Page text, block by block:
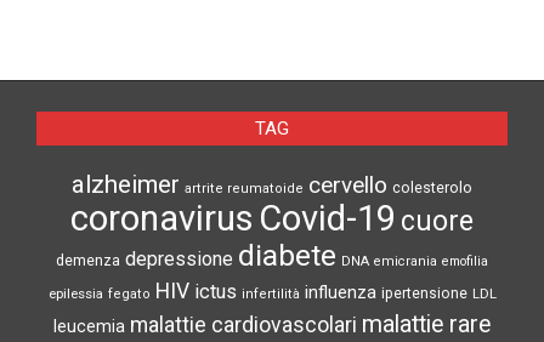
TAG
alzheimer artrite reumatoide cervello colesterolo
coronavirus Covid-19 cuore
demenza depressione diabete DNA emicrania emofilia
epilessia fegato HIV ictus infertilità influenza ipertensione LDL
leucemia malattie cardiovascolari malattie rare